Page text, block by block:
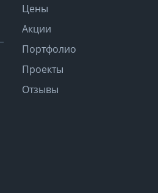
Цены
Акции
Портфолио
Проекты
Отзывы